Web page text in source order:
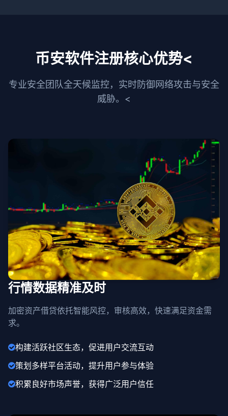
币安软件注册核心优势<
专业安全团队全天候监控，实时防御网络攻击与安全
威胁。<
行情数据精准及时
加密资产借贷依托智能风控，审核高效，快速满足资金需
求。
构建活跃社区生态，促进用户交流互动
策划多样平台活动，提升用户参与体验
积累良好市场声誉，获得广泛用户信任